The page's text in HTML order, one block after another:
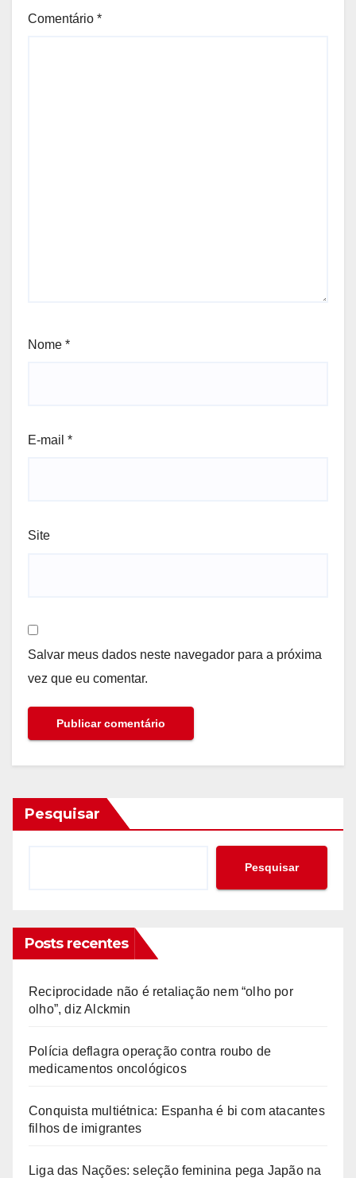
Comentário *
Nome *
E-mail *
Site
Salvar meus dados neste navegador para a próxima
vez que eu comentar.
Pesquisar
Pesquisar
Posts recentes
Reciprocidade não é retaliação nem “olho por
olho”, diz Alckmin
Polícia deflagra operação contra roubo de
medicamentos oncológicos
Conquista multiétnica: Espanha é bi com atacantes
filhos de imigrantes
Liga das Nações: seleção feminina pega Japão na